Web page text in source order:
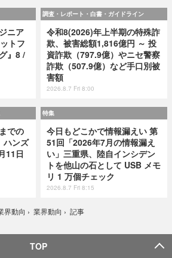
ニア
トフ
』8 /
調査・レポート・白書・ガイドライン
令和8(2026)年上半期の特殊詐
欺、被害総額1,816億円 ～ 投
資詐欺（797.9億）やニセ警察
詐欺（507.9億）など手口別被
害額
2026.8.7 Fri 8:00
での
ハンズ
11日
特集
今日もどこかで情報漏えい 第
51回「2026年7月の情報漏え
い」三重県、陸自インシデン
トを他山の石として USB メモ
リ 1 万個チェック
2026.8.7 Fri 8:15
界動向 › 業界動向 › 記事
TOP